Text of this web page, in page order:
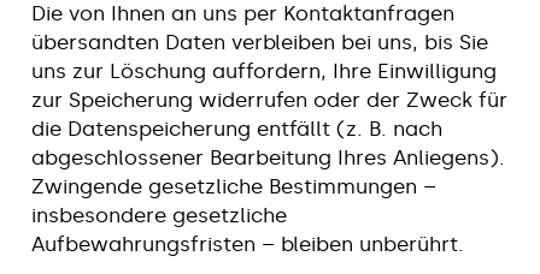
Die von Ihnen an uns per Kontaktanfragen
übersandten Daten verbleiben bei uns, bis Sie
uns zur Löschung auffordern, Ihre Einwilligung
zur Speicherung widerrufen oder der Zweck für
die Datenspeicherung entfällt (z. B. nach
abgeschlossener Bearbeitung Ihres Anliegens).
Zwingende gesetzliche Bestimmungen –
insbesondere gesetzliche
Aufbewahrungsfristen – bleiben unberührt.